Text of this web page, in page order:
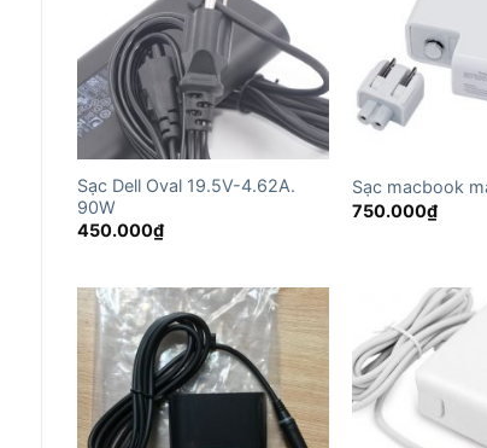
Sạc Dell Oval 19.5V-4.62A.
90W
450.000₫
Sạc macbook
750.000₫